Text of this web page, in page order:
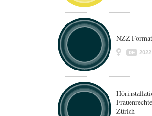
NZZ
DE 2022
Zürich